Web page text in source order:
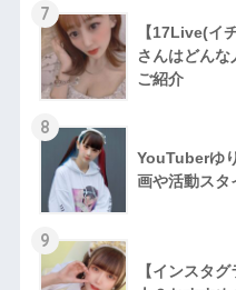
7
【17Live(イ
さんはどん
ご紹介
8
YouTuberゆ
画や活動スタ
9
【インスタ